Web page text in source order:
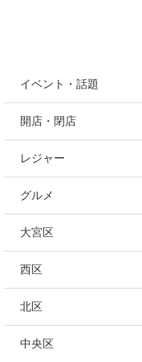
イベント・話題
開店・閉店
レジャー
グルメ
大宮区
西区
北区
中央区